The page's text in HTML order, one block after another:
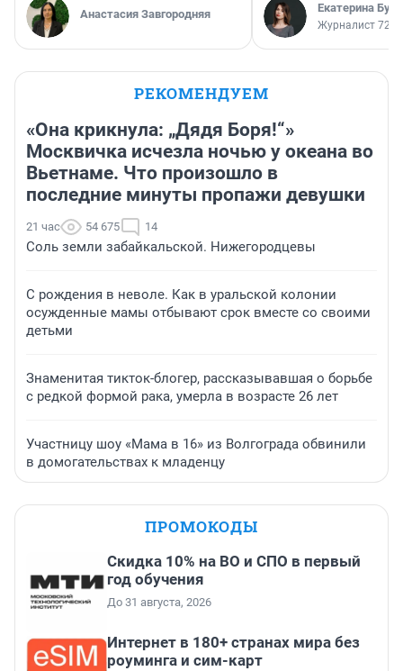
Анастасия Завгородняя Екатерина
Журналист
РЕКОМЕНДУЕМ
«Она крикнула: „Дядя Боря!“»
Москвичка исчезла ночью у океана во
Вьетнаме. Что произошло в
последние минуты пропажи девушки
21 час 54 675 14
Соль земли забайкальской. Нижегородцевы
С рождения в неволе. Как в уральской колонии
осужденные мамы отбывают срок вместе со своими
детьми
Знаменитая тикток-блогер, рассказывавшая о борьбе
с редкой формой рака, умерла в возрасте 26 лет
Участницу шоу «Мама в 16» из Волгограда обвинили
в домогательствах к младенцу
ПРОМОКОДЫ
Скидка 10% на ВО и СПО в первый
год обучения
До 31 августа, 2026
Интернет в 180+ странах мира без
роуминга и сим-карт